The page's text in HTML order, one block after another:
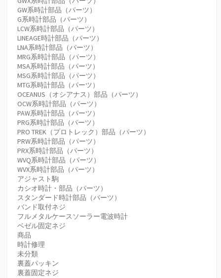
GW系時計部品（パーツ）
G系時計部品（パーツ）
LCW系時計部品（パーツ）
LINEAGE時計部品（パーツ）
LNA系時計部品（パーツ）
MRG系時計部品（パーツ）
MSA系時計部品（パーツ）
MSG系時計部品（パーツ）
MTG系時計部品（パーツ）
OCEANUS（オシアナス）部品（パーツ）
OCW系時計部品（パーツ）
PAW系時計部品（パーツ）
PRG系時計部品（パーツ）
PRO TREK（プロトレック）部品（パーツ）
PRW系時計部品（パーツ）
PRX系時計部品（パーツ）
WVQ系時計部品（パーツ）
WVX系時計部品（パーツ）
アジャスト駒
カシオ時計・部品（パーツ）
スタンダード時計部品（パーツ）
バンド取付ネジ
フルメタルケースソーラー電波時計
ベゼル固定ネジ
商品
時計修理
未分類
裏蓋パッキン
裏蓋固定ネジ